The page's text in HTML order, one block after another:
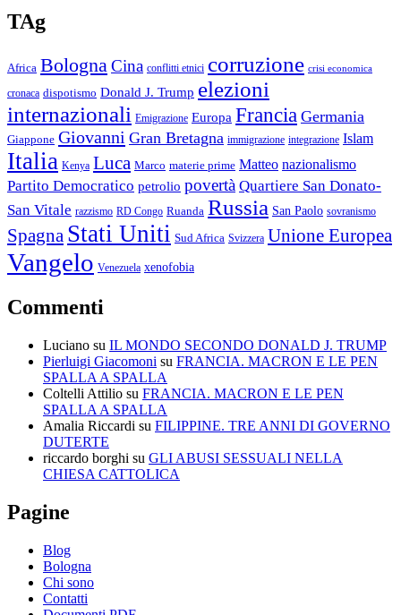
TAg
Africa BolognaCina conflitti etnici corruzione crisi economica
cronaca dispotismo Donald J. Trump elezioni
internazionali
Emigrazione Europa Francia Germania
Giappone Giovanni Gran Bretagna immigrazione integrazione Islam
Italia Kenya Luca Marco materie prime Matteo nazionalismo
Partito Democratico petrolio povertà Quartiere San Donato-
San Vitale razzismo RD Congo Ruanda Russia San Paolo sovranismo
Spagna Stati Uniti Sud Africa Svizzera Unione Europea
Vangelo Venezuela xenofobia
Commenti
Luciano su IL MONDO SECONDO DONALD J. TRUMP
Pierluigi Giacomoni su FRANCIA. MACRON E LE PEN
SPALLA A SPALLA
Coltelli Attilio su FRANCIA. MACRON E LE PEN
SPALLA A SPALLA
Amalia Riccardi su FILIPPINE. TRE ANNI DI GOVERNO
DUTERTE
riccardo borghi su GLI ABUSI SESSUALI NELLA
CHIESA CATTOLICA
Pagine
Blog
Bologna
Chi sono
Contatti